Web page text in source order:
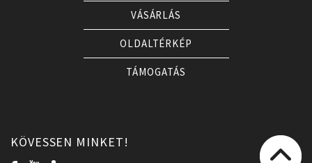
VÁSÁRLÁS
OLDALTÉRKÉP
TÁMOGATÁS
KÖVESSEN MINKET!